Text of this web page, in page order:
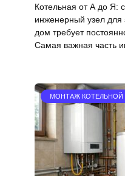
Котельная от А до Я:
инженерный узел для
дом требует
Самая важная часть
МОНТАЖ КОТЕЛЬНОЙ